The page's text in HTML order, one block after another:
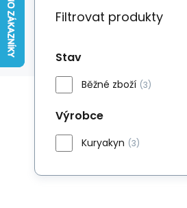
Filtrovat produkty
Stav
Běžné zboží (3)
Výrobce
Kuryakyn (3)